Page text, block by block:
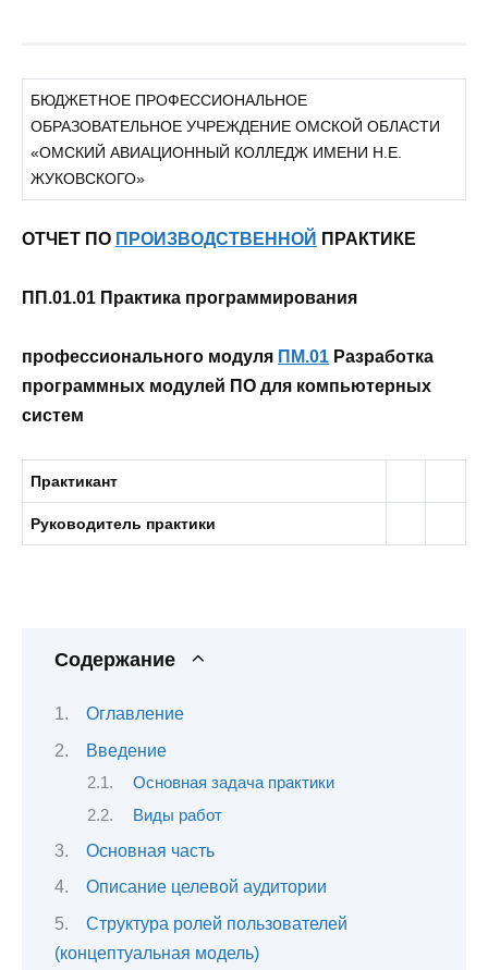
БЮДЖЕТНОЕ ПРОФЕССИОНАЛЬНОЕ
ОБРАЗОВАТЕЛЬНОЕ УЧРЕЖДЕНИЕ ОМСКОЙ ОБЛАСТИ
«ОМСКИЙ АВИАЦИОННЫЙ КОЛЛЕДЖ ИМЕНИ Н.Е.
ЖУКОВСКОГО»
ОТЧЕТ ПО ПРОИЗВОДСТВЕННОЙ ПРАКТИКЕ
ПП.01.01 Практика программирования
профессионального модуля ПМ.01 Разработка
программных модулей ПО для компьютерных
систем
Практикант
Руководитель практики
Содержание
Оглавление
Введение
Основная задача практики
Виды работ
Основная часть
Описание целевой аудитории
Структура ролей пользователей
(концептуальная модель)